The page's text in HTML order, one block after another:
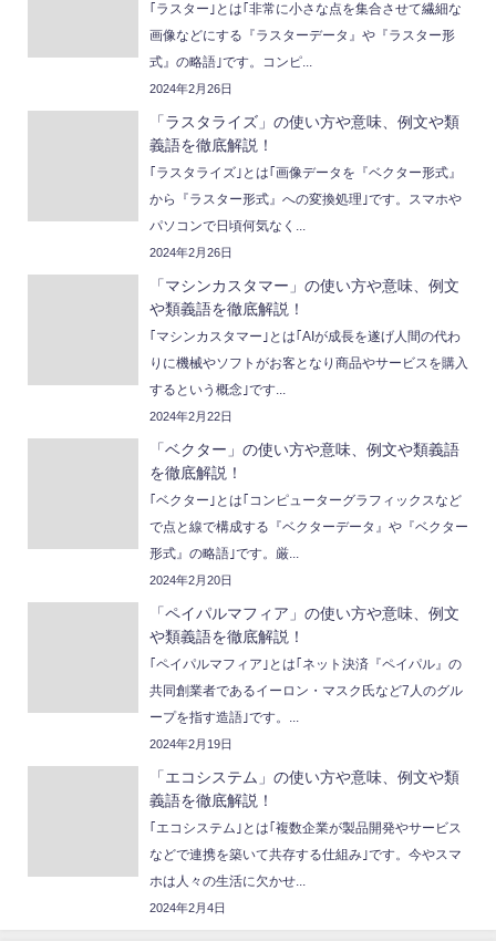
｢ラスター｣とは｢非常に小さな点を集合させて繊細な
画像などにする『ラスターデータ』や『ラスター形
式』の略語｣です。コンピ...
2024年2月26日
「ラスタライズ」の使い方や意味、例文や類
義語を徹底解説！
｢ラスタライズ｣とは｢画像データを『ベクター形式』
から『ラスター形式』への変換処理｣です。スマホや
パソコンで日頃何気なく...
2024年2月26日
「マシンカスタマー」の使い方や意味、例文
や類義語を徹底解説！
｢マシンカスタマー｣とは｢AIが成長を遂げ人間の代わ
りに機械やソフトがお客となり商品やサービスを購入
するという概念｣です...
2024年2月22日
「ベクター」の使い方や意味、例文や類義語
を徹底解説！
｢ベクター｣とは｢コンピューターグラフィックスなど
で点と線で構成する『ベクターデータ』や『ベクター
形式』の略語｣です。厳...
2024年2月20日
「ペイパルマフィア」の使い方や意味、例文
や類義語を徹底解説！
｢ペイパルマフィア｣とは｢ネット決済『ペイパル』の
共同創業者であるイーロン・マスク氏など7人のグル
ープを指す造語｣です。...
2024年2月19日
「エコシステム」の使い方や意味、例文や類
義語を徹底解説！
｢エコシステム｣とは｢複数企業が製品開発やサービス
などで連携を築いて共存する仕組み｣です。今やスマ
ホは人々の生活に欠かせ...
2024年2月4日